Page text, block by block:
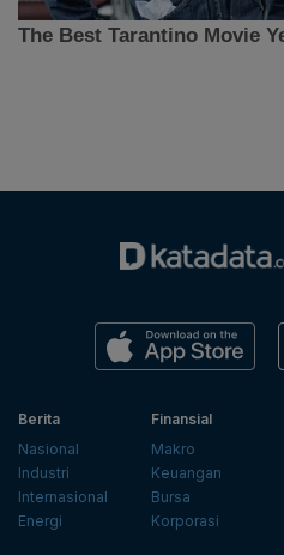
Berita
Nasional
Industri
Internasional
Energi
Finansial
Makro
Keuangan
Bursa
Korporasi